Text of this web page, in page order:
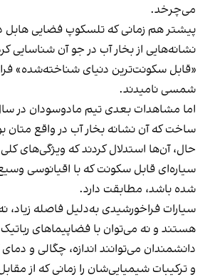
می‌چرخد.
نشانه‌هایی از بخار آب در جو آن شناسایی
«قابل سکونت‌ترین دنیای شناخته‌شده»
شمسی نامیدند.
ساخت که آن نشانه بخار آب در واقع متان
سیاره‌ای قابل سکونت که با اقیانوسی
شده باشد، مطابقت دارد.
سیارات فراخورشیدی به‌دلیل فاصله زیاد،
هستند و نه می‌توان با فضاپیماهای
دانشمندان می‌توانند اندازه، چگالی و
و ترکیبات شیمیایی‌شان را زمانی که از